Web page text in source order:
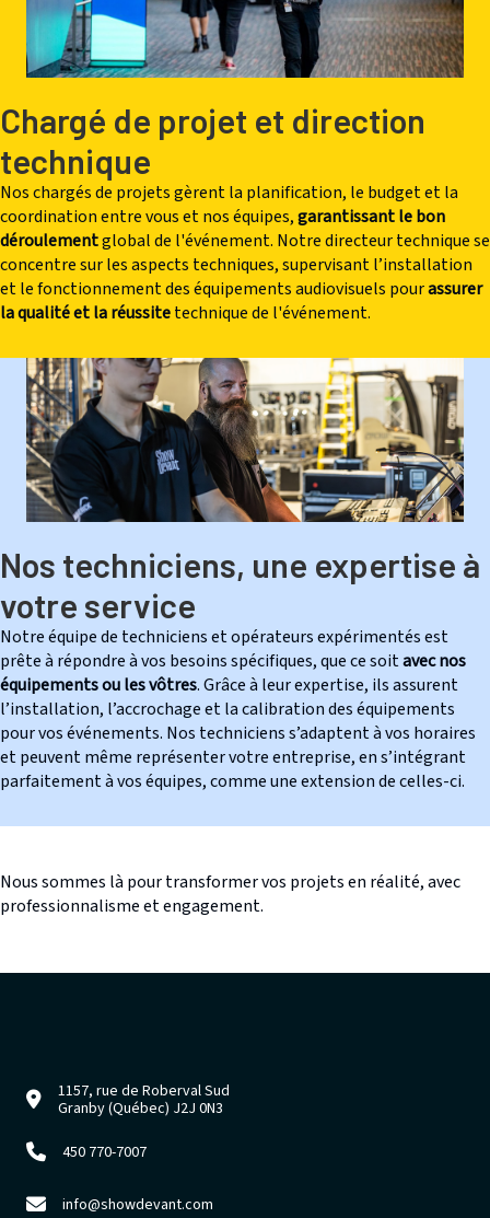
Chargé de projet et direction
technique
Nos chargés de projets gèrent la planification, le budget et la
coordination entre vous et nos équipes,garantissant le bon
déroulementglobal de l'événement. Notre directeur technique se
concentre sur les aspects techniques, supervisant l’installation
et le fonctionnement des équipements audiovisuels pourassurer
la qualité et la réussitetechnique de l'événement.
Nos techniciens, une expertise à
votre service
Notre équipe de techniciens et opérateurs expérimentés est
prête à répondre à vos besoins spécifiques, que ce soitavec nos
équipements ou les vôtres. Grâce à leur expertise, ils assurent
l’installation, l’accrochage et la calibration des équipements
pour vos événements. Nos techniciens s’adaptent à vos horaires
et peuvent même représenter votre entreprise, en s’intégrant
parfaitement à vos équipes, comme une extension de celles-ci.
Nous sommes là pour transformer vos projets en réalité, avec
professionnalisme et engagement.
1157, rue de Roberval Sud Granby (Québec) J2J 0N3
1157, rue de Roberval Sud
Granby (Québec) J2J 0N3
450 770-7007
450 770-7007
info@showdevant.com
info@showdevant.com